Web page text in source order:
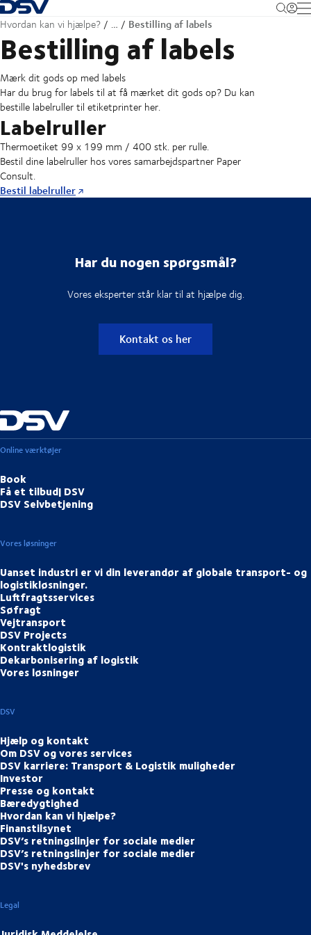
Tilbage til forsiden
Hvordan kan vi hjælpe? … Bestilling af labels
Bestilling af labels
Mærk dit gods op med labels
Har du brug for labels til at få mærket dit gods op? Du kan
bestille labelruller til etiketprinter her.
Labelruller
Thermoetiket 99 x 199 mm / 400 stk. per rulle.
Bestil dine labelruller hos vores samarbejdspartner Paper
Consult.
Bestil labelruller
Har du nogen spørgsmål?
Vores eksperter står klar til at hjælpe dig.
Kontakt os her
Online værktøjer
Book
Få et tilbud| DSV
DSV Selvbetjening
Vores løsninger
Uanset industri er vi din leverandør af globale transport- og
logistikløsninger.
Luftfragtsservices
Søfragt
Vejtransport
DSV Projects
Kontraktlogistik
Dekarbonisering af logistik
Vores løsninger
DSV
Hjælp og kontakt
Om DSV og vores services
DSV karriere: Transport & Logistik muligheder
Investor
Presse og kontakt
Bæredygtighed
Hvordan kan vi hjælpe?
Finanstilsynet
DSV’s retningslinjer for sociale medier
DSV’s retningslinjer for sociale medier
DSV's nyhedsbrev
Legal